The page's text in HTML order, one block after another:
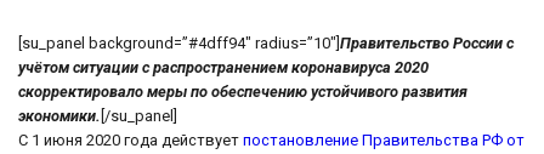
[su_panel background=”#4dff94″ radius=”10″] Правительство России с
учётом ситуации с распространением коронавируса 2020
скорректировало меры по обеспечению устойчивого развития
экономики. [/su_panel]
С 1 июня 2020 года действует постановление Правительства РФ от